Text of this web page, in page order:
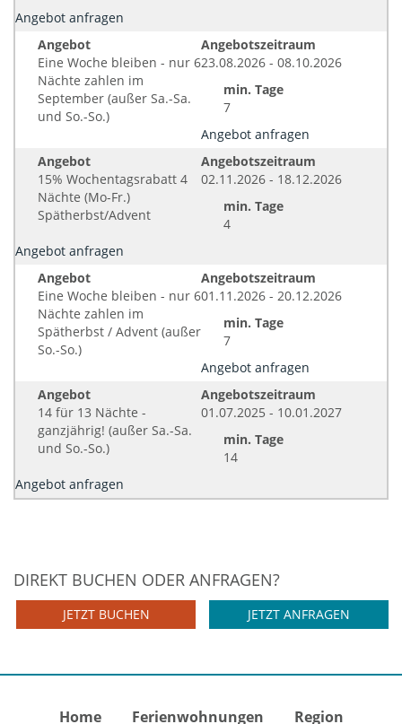
Angebot anfragen
Angebot
Eine Woche bleiben - nur 6
Nächte zahlen im
September (außer Sa.-Sa.
und So.-So.)
Angebotszeitraum
23.08.2026 - 08.10.2026
min. Tage
7
Angebot anfragen
Angebot
15% Wochentagsrabatt 4
Nächte (Mo-Fr.)
Spätherbst/Advent
Angebotszeitraum
02.11.2026 - 18.12.2026
min. Tage
4
Angebot anfragen
Angebot
Eine Woche bleiben - nur 6
Nächte zahlen im
Spätherbst / Advent (außer
So.-So.)
Angebotszeitraum
01.11.2026 - 20.12.2026
min. Tage
7
Angebot anfragen
Angebot
14 für 13 Nächte -
ganzjährig! (außer Sa.-Sa.
und So.-So.)
Angebotszeitraum
01.07.2025 - 10.01.2027
min. Tage
14
Angebot anfragen
DIREKT BUCHEN ODER ANFRAGEN?
JETZT ANFRAGEN
JETZT BUCHEN
Home Ferienwohnungen Region